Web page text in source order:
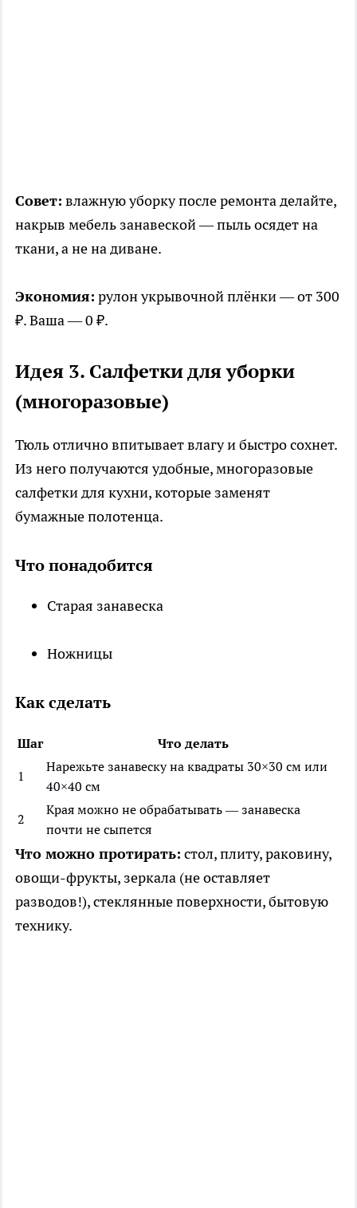
Совет: влажную уборку после ремонта делайте,
накрыв мебель занавеской — пыль осядет на
ткани, а не на диване.
Экономия: рулон укрывочной плёнки — от 300
₽. Ваша — 0 ₽.
Идея 3. Салфетки для уборки
(многоразовые)
Тюль отлично впитывает влагу и быстро сохнет.
Из него получаются удобные, многоразовые
салфетки для кухни, которые заменят
бумажные полотенца.
Что понадобится
Старая занавеска
Ножницы
Как сделать
Шаг Что делать
1
Нарежьте занавеску на квадраты 30×30 см или
40×40 см
2
Края можно не обрабатывать — занавеска
почти не сыпется
Что можно протирать: стол, плиту, раковину,
овощи-фрукты, зеркала (не оставляет
разводов!), стеклянные поверхности, бытовую
технику.